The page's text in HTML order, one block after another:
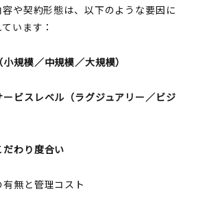
や契約形態は、以下のような要因に
います：
規模／中規模／大規模）
ービスレベル（ラグジュアリー／ビジ
わり度合い
無と管理コスト